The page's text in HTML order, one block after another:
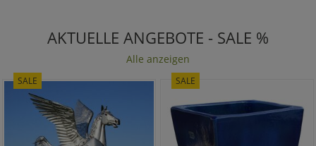
AKTUELLE ANGEBOTE - SALE %
Alle anzeigen
SALE SALE